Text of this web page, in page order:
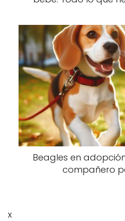
Beagles en
compañero
x